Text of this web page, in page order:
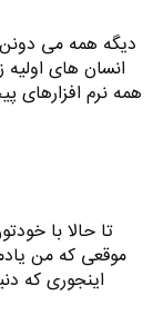
دیگه همه می دونن
انسان های
همه نرم افزارهای
تا حالا با
موقعی که من
اینجوری که